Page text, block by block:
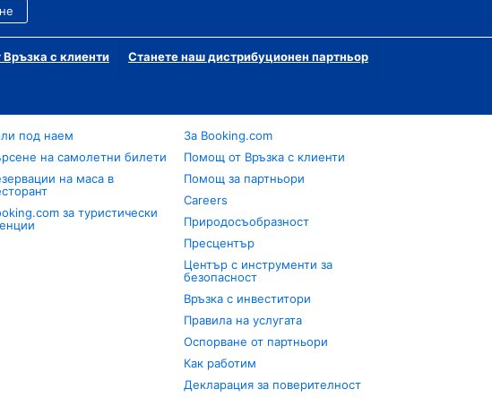
с клиенти Станете наш дистрибуционен партньор
под наем
на самолетни билети
на маса в
за туристически
За Booking.com
Помощ от Връзка с клиенти
Помощ за партньори
Careers
Природосъобразност
Пресцентър
Център с инструменти за
безопасност
Връзка с инвеститори
Правила на услугата
Оспорване от партньори
Как работим
Декларация за поверителност